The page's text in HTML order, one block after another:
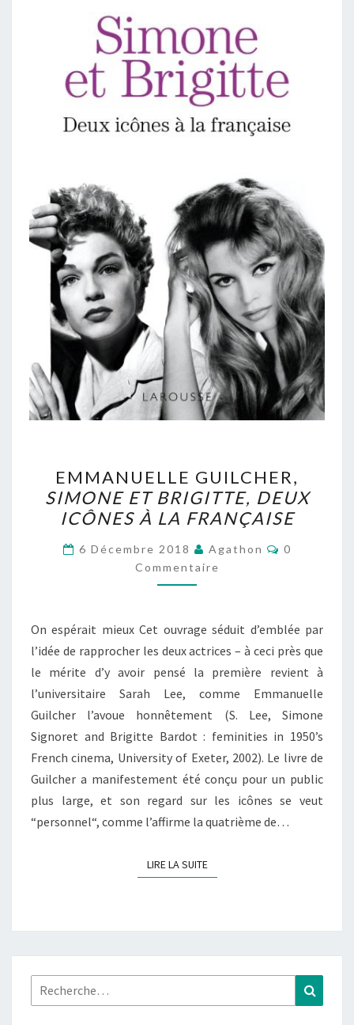
GUILCHER,
SIMONE
ET
BRIGITTE,
DEUX
ICÔNES
LA
FRANÇAISE
EMMANUELLE GUILCHER,
SIMONE ET BRIGITTE, DEUX
ICÔNES À LA FRANÇAISE
6 Décembre 2018 Agathon
0
Commentaire
On espérait mieux Cet ouvrage séduit d’emblée par
l’idée de rapprocher les deux actrices – à ceci près que
le mérite d’y avoir pensé la première revient à
l’universitaire Sarah Lee, comme Emmanuelle
Guilcher l’avoue honnêtement (S. Lee, Simone
Signoret and Brigitte Bardot : feminities in 1950’s
French cinema, University of Exeter, 2002). Le livre de
Guilcher a manifestement été conçu pour un public
plus large, et son regard sur les icônes se veut
“personnel“, comme l’affirme la quatrième de…
LIRE LA SUITELIRE LA SUITE
Rechercher :